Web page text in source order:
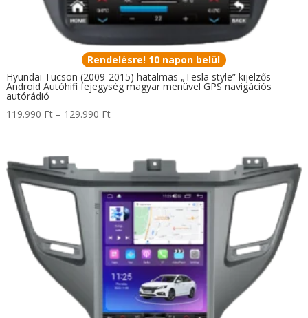
Rendelésre! 10 napon belül
Hyundai Tucson (2009-2015) hatalmas „Tesla style” kijelzős
Android Autóhifi fejegység magyar menüvel GPS navigációs
autórádió
119.990 Ft – 129.990 FtÁrtartomány:
129.990 Ft